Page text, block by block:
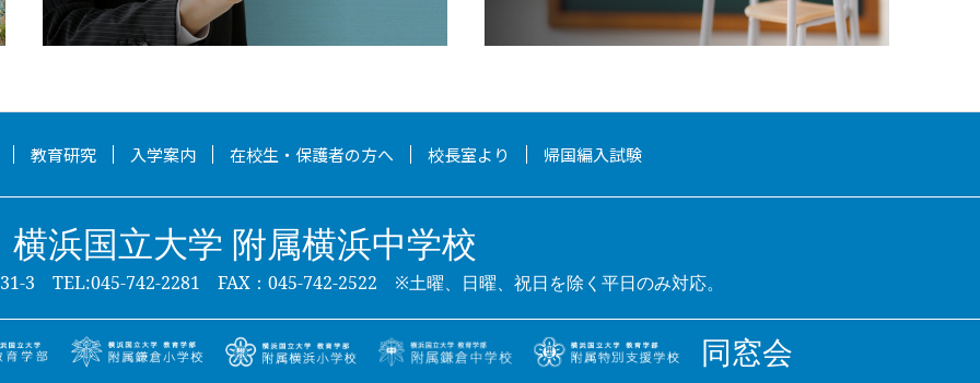
教育研究 入学案内 在校生・保護者の方へ 校長室より 帰国編入試験
横浜国立大学 附属横浜中学校
31-3 TEL:045-742-2281 FAX：045-742-2522 ※土曜、日曜、祝日を除く平日のみ対応。
同窓会